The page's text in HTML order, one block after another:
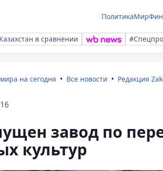
ПолитикаМир
в сравнении
на сегодня Все новости Редакция
завод по
культур